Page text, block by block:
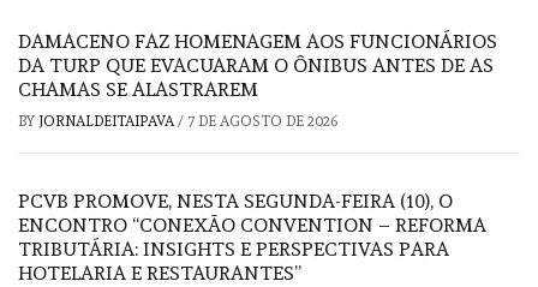
DAMACENO FAZ HOMENAGEM AOS FUNCIONÁRIOS
DA TURP QUE EVACUARAM O ÔNIBUS ANTES DE AS
CHAMAS SE ALASTRAREM
BY JORNALDEITAIPAVA/ 7 DE AGOSTO DE 2026
PCVB PROMOVE, NESTA SEGUNDA-FEIRA (10), O
ENCONTRO “CONEXÃO CONVENTION – REFORMA
TRIBUTÁRIA: INSIGHTS E PERSPECTIVAS PARA
HOTELARIA E RESTAURANTES”